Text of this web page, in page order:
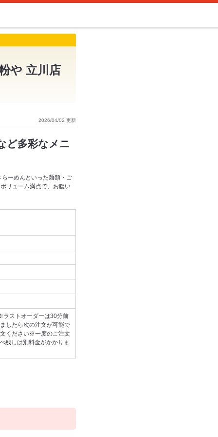
や 立川店
2026/04/02 更新
ど多彩なメニ
ーめんといった麺類・ご
リューム満点で、お腹い
ストオーダーは30分前
したら次の注文が可能で
ください※一度のご注文
残しは別料金がかかりま